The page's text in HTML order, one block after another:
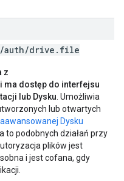
/auth/drive . file
z
i ma dostęp do interfejsu
lub Dysku . Umożliwia
lub otwartych
Dysku
to podobnych działań przy
plików jest
i jest cofana, gdy